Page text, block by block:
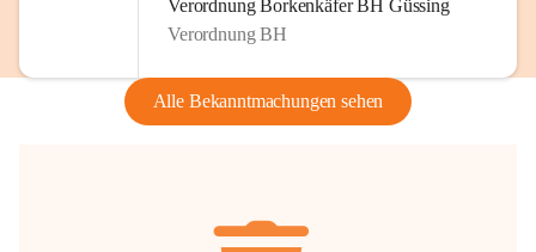
Verordnung Borkenkäfer BH Güssing
Verordnung BH
Alle Bekanntmachungen sehen